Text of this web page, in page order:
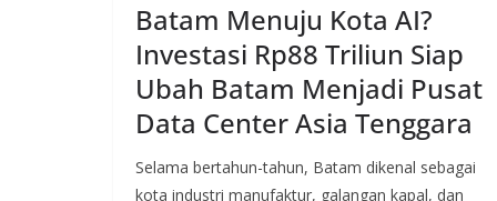
Batam Menuju Kota AI?
Investasi Rp88 Triliun Siap
Ubah Batam Menjadi Pusat
Data Center Asia Tenggara
Selama bertahun-tahun, Batam dikenal sebagai
kota industri manufaktur, galangan kapal, dan